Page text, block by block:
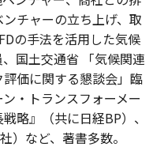
チャーの立ち上げ、取
の手法を活用した気候
国土交通省 「気候関連
価に関する懇談会」臨
・トランスフォーメー
略』（共に日経BP）、
）など、著書多数。